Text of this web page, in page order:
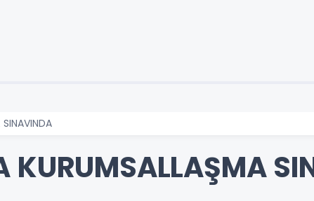
KURUMSALLAŞMA